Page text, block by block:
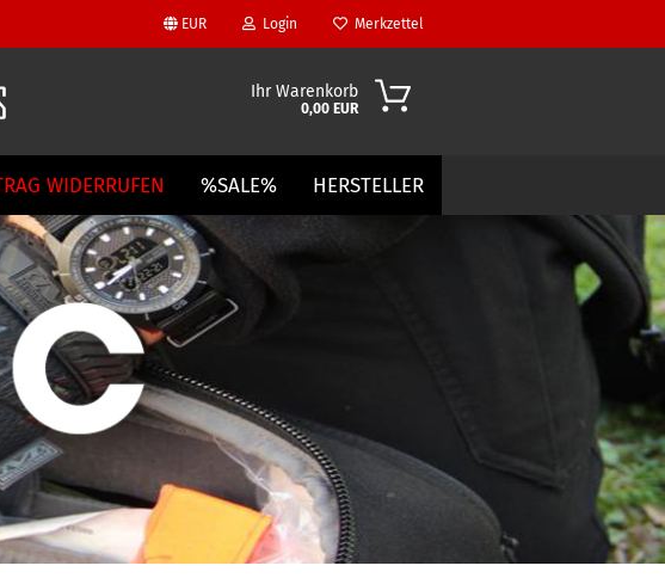
EUR Login
Mail
erstellen
vergessen?
Merkzettel
Ihr Warenkorb
0,00 EUR
WIDERRUFEN %SALE% HERSTELLER